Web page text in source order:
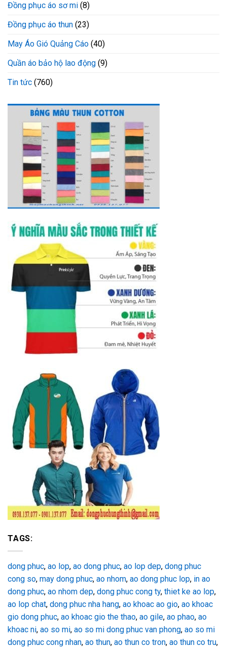
Đồng phục áo sơ mi (8)
Đồng phục áo thun (23)
May Áo Gió Quảng Cáo (40)
Quần áo bảo hộ lao động (9)
Tin tức (760)
TAGS:
dong phuc, ao lop, ao dong phuc, ao lop dep, dong phuc
cong so, may dong phuc, ao nhom, ao dong phuc lop, in ao
dong phuc, ao nhom dep, dong phuc cong ty, thiet ke ao lop,
ao lop chat, dong phuc nha hang, ao khoac ao gio, ao khoac
gio dong phuc, ao khoac gio the thao, ao gile, ao phao, ao
khoac ni, ao so mi, ao so mi dong phuc van phong, ao so mi
dong phuc cong nhan, ao thun, ao thun co tron, ao thun co tru,